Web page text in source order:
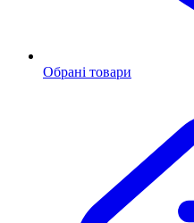
Обрані товари